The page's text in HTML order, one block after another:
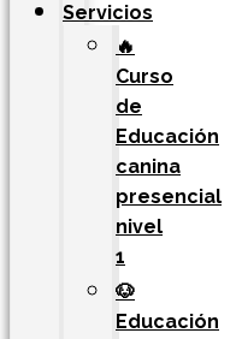
Servicios
🔥
Curso
de
Educación
canina
presencial
nivel
1
🐶
Educación